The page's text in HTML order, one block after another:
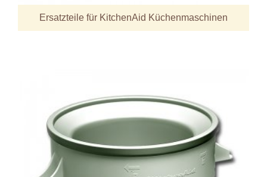
Ersatzteile für KitchenAid Küchenmaschinen